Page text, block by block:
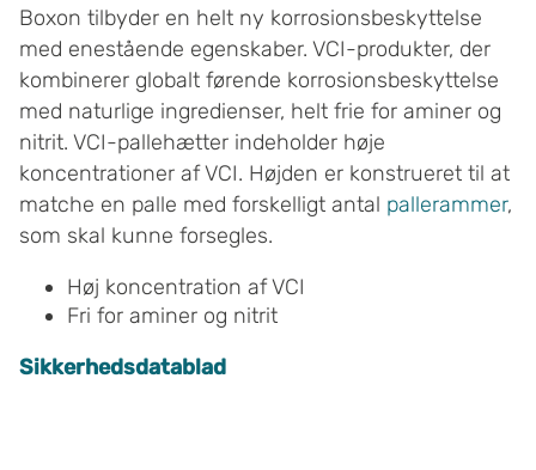
Boxon tilbyder en helt ny korrosionsbeskyttelse
med enestående egenskaber. VCI-produkter, der
kombinerer globalt førende korrosionsbeskyttelse
med naturlige ingredienser, helt frie for aminer og
nitrit. VCI-pallehætter indeholder høje
koncentrationer af VCI. Højden er konstrueret til at
matche en palle med forskelligt antal pallerammer,
som skal kunne forsegles.
Høj koncentration af VCI
Fri for aminer og nitrit
Sikkerhedsdatablad